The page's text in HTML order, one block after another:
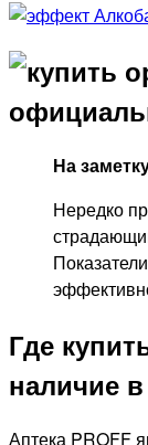
На
Нередко
Где
наличие
Аптека PROFF